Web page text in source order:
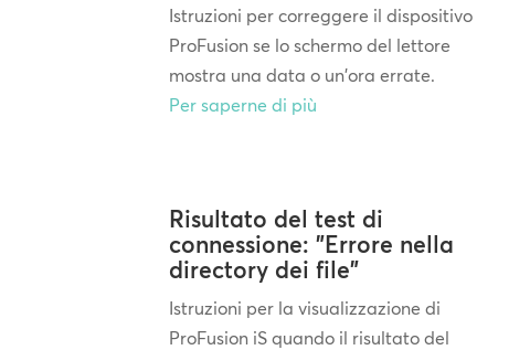
Istruzioni per correggere il dispositivo
ProFusion se lo schermo del lettore
mostra una data o un'ora errate.
Per saperne di più
Risultato del test di
connessione: "Errore nella
directory dei file"
Istruzioni per la visualizzazione di
ProFusion iS quando il risultato del